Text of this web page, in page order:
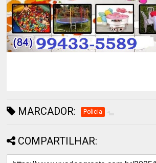
MARCADOR: Policia
COMPARTILHAR: